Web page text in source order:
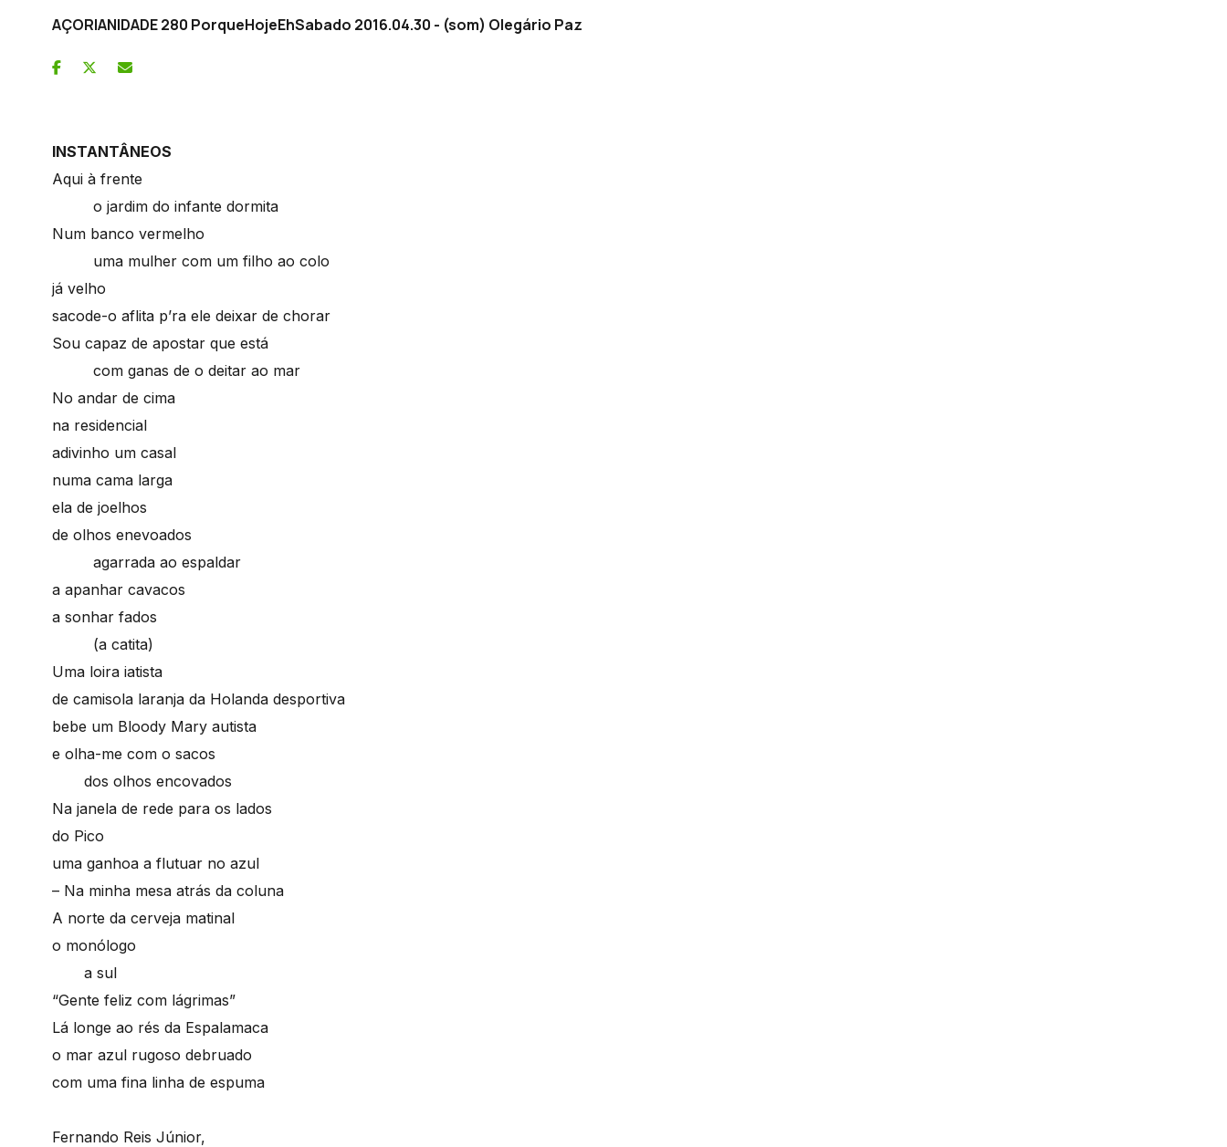
AÇORIANIDADE 280 PorqueHojeEhSabado 2016.04.30 - (som) Olegário Paz
INSTANTÂNEOS
Aqui à frente
o jardim do infante dormita
Num banco vermelho
uma mulher com um filho ao colo
já velho
sacode-o aflita p’ra ele deixar de chorar
Sou capaz de apostar que está
com ganas de o deitar ao mar
No andar de cima
na residencial
adivinho um casal
numa cama larga
ela de joelhos
de olhos enevoados
agarrada ao espaldar
a apanhar cavacos
a sonhar fados
(a catita)
Uma loira iatista
de camisola laranja da Holanda desportiva
bebe um Bloody Mary autista
e olha-me com o sacos
dos olhos encovados
Na janela de rede para os lados
do Pico
uma ganhoa a flutuar no azul
– Na minha mesa atrás da coluna
A norte da cerveja matinal
o monólogo
a sul
“Gente feliz com lágrimas”
Lá longe ao rés da Espalamaca
o mar azul rugoso debruado
com uma fina linha de espuma
Fernando Reis Júnior,